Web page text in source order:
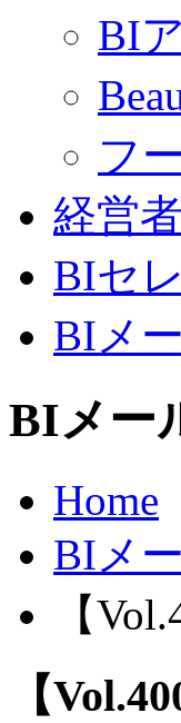
BI
フ
経営
BIセ
BIメ
BIメー
Home
BIメ
【
【